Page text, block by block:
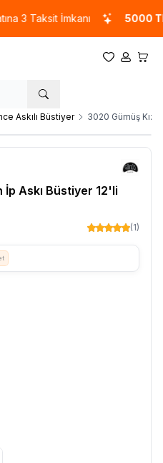
3 Taksit İmkanı 5000 TL
Favorilerim
Hesabım
Askılı Büstiyer 3020 Gümüş Kız
İp Askı Büstiyer 12'li
(1)